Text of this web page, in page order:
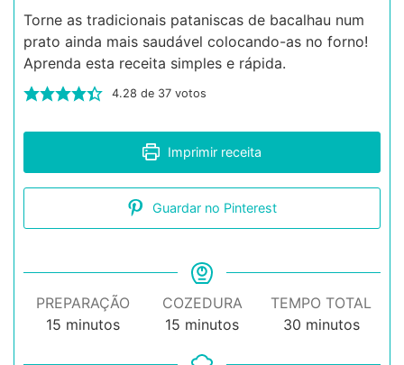
Torne as tradicionais pataniscas de bacalhau num
prato ainda mais saudável colocando-as no forno!
Aprenda esta receita simples e rápida.
4.28 de 37votos
Imprimir receita
Guardar no Pinterest
PREPARAÇÃO
15 minutos
minutos
COZEDURA
15 minutos
minutos
TEMPO TOTAL
30minutos
minutos